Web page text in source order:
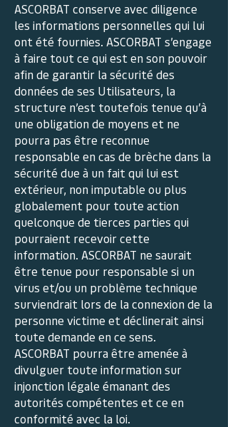
ASCORBAT conserve avec diligence
les informations personnelles qui lui
ont été fournies. ASCORBAT s’engage
à faire tout ce qui est en son pouvoir
afin de garantir la sécurité des
données de ses Utilisateurs, la
structure n’est toutefois tenue qu’à
une obligation de moyens et ne
pourra pas être reconnue
responsable en cas de brèche dans la
sécurité due à un fait qui lui est
extérieur, non imputable ou plus
globalement pour toute action
quelconque de tierces parties qui
pourraient recevoir cette
information. ASCORBAT ne saurait
être tenue pour responsable si un
virus et/ou un problème technique
surviendrait lors de la connexion de la
personne victime et déclinerait ainsi
toute demande en ce sens.
ASCORBAT pourra être amenée à
divulguer toute information sur
injonction légale émanant des
autorités compétentes et ce en
conformité avec la loi.